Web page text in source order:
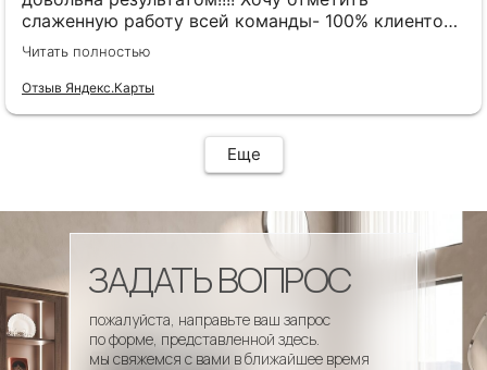
слаженную работу всей команды- 100% клиенто
ориентированная команда!!!! При заказе
внимательно слушают заказчика , что очень
облегчает подбор материала и цвета. Четкая
Читать полностью
Отзыв Яндекс.Карты
Еще
пожалуйста, направьте ваш запрос
по форме, представленной здесь.
мы свяжемся с вами в ближайшее время
ЗАДАТЬ ВОПРОС